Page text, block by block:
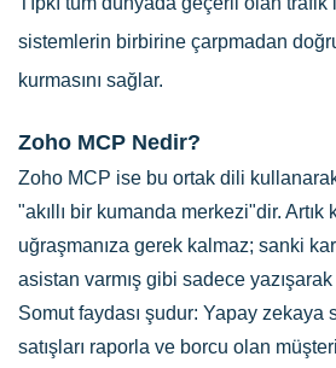
sistemlerin birbirine çarpmadan
kurmasını sağlar.
Zoho MCP Nedir?
Zoho MCP ise bu ortak dili
"akıllı bir kumanda merkezi"dir. Artık
uğraşmanıza gerek kalmaz; sanki
asistan varmış gibi sadece
Somut faydası şudur: Yapay zekaya
satışları raporla ve borcu olan